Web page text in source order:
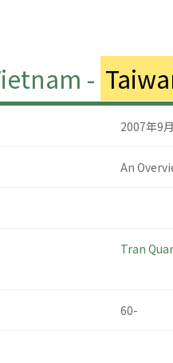
-
2007年9月
An
Tran
60-